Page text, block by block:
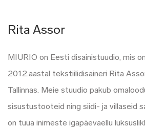
Rita Assor
MIURIO on Eesti disainistuudio, mis
2012.aastal tekstiilidisaineri Rita
Tallinnas. Meie stuudio pakub
sisustustooteid ning siidi- ja villaseid
on tuua inimeste igapäevaellu